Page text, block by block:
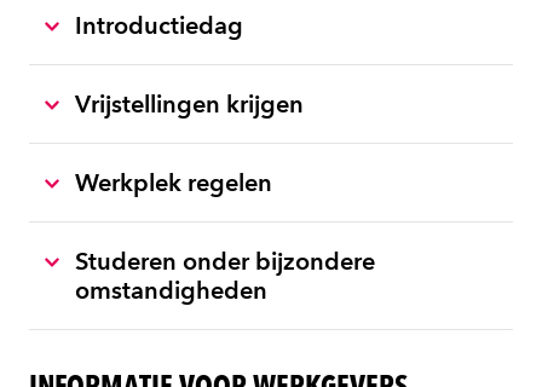
Introductiedag
Vrijstellingen krijgen
Werkplek regelen
Studeren onder bijzondere
omstandigheden